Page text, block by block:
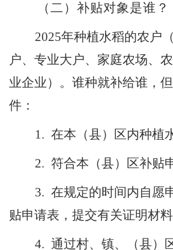
（二） 补贴对象是谁？
2025年种植水稻的农户
户、 专业大户、家庭农场、
业企业）。谁种就补给谁，
件：
1. 在本 （县）
区内种植
2. 符合本 （县） 区补贴
3. 在规定的时间内自愿
贴申请表，提交有关证明材料
4. 通过村、镇、 （县）